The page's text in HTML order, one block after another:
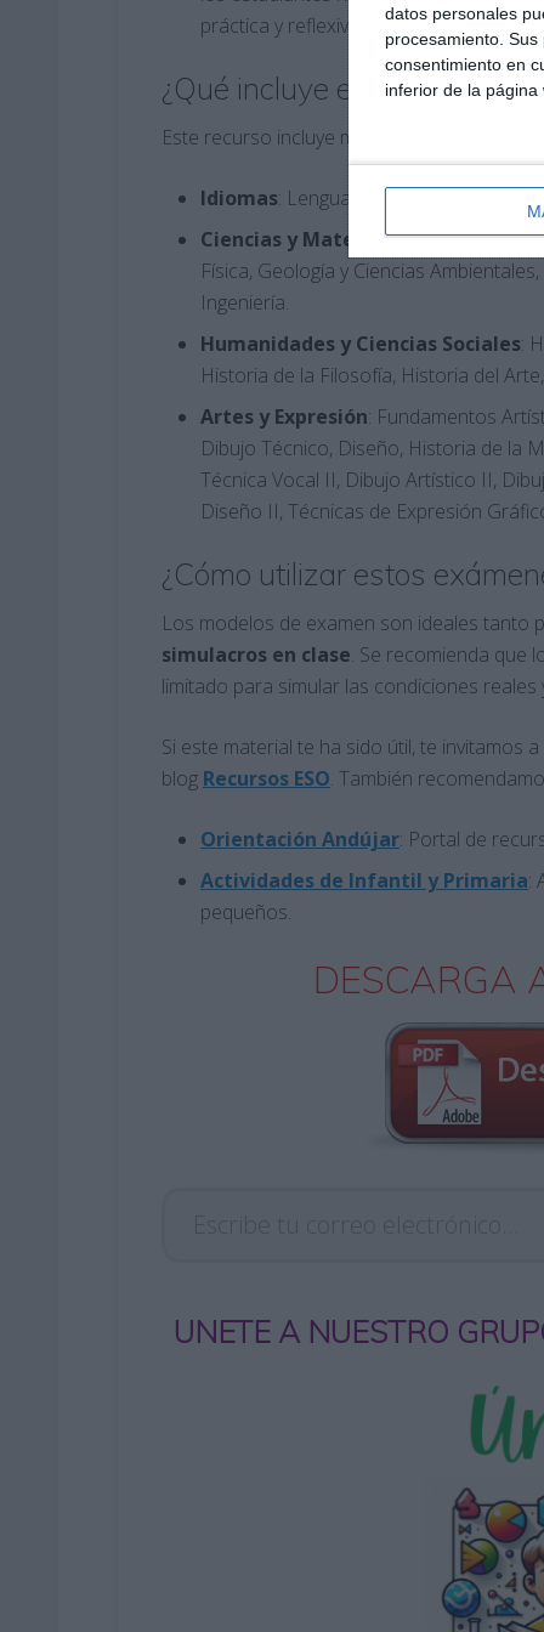
datos personales
procesamiento.
consentimiento en
inferior de la página
práctica y reflexiva.
¿Qué incluye el material?
Este recurso incluye modelos de examen
Idiomas: Lengua Castellana y
Ciencias y Matemáticas:
Física, Geología y Ciencias
Ingeniería.
Humanidades y Ciencias Sociales:
Historia de la Filosofía, Historia del
Artes y Expresión: Fundamentos
Dibujo Técnico, Diseño, Historia de la
Técnica Vocal II, Dibujo Artístico II,
Diseño II, Técnicas de Expresión
¿Cómo utilizar estos
Los modelos de examen son ideales tanto
simulacros en clase. Se recomienda que
limitado para simular las condiciones
Si este material te ha sido útil, te invitamos
blog Recursos ESO. También
Orientación Andújar: Portal de
Actividades de Infantil y Primaria:
pequeños.
DESCARGA
UNETE A NUESTRO